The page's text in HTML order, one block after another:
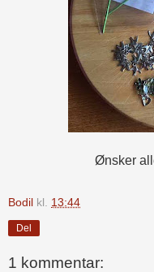
Ønsker
Bodil kl. 13:44
Del
1 kommentar: